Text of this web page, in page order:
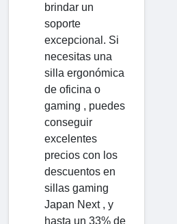
brindar un
soporte
excepcional. Si
necesitas una
silla ergonómica
de oficina o
gaming , puedes
conseguir
excelentes
precios con los
descuentos en
sillas gaming
Japan Next , y
hasta un 33% de